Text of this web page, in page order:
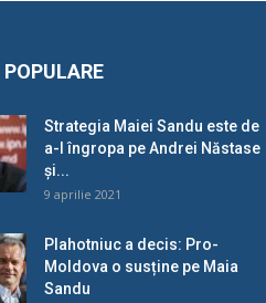
Strategia Maiei Sandu este de
a-l îngropa pe Andrei Năstase
și...
9 aprilie 2021
Plahotniuc a decis: Pro-
Moldova o susține pe Maia
Sandu